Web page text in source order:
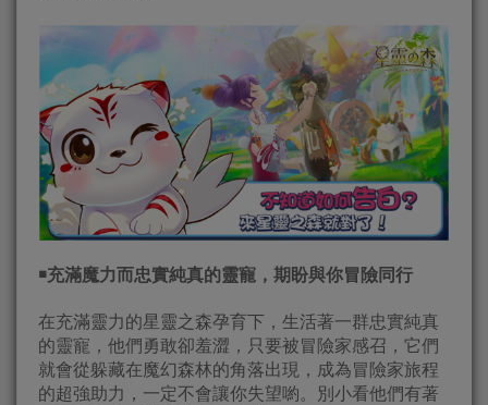
￭充滿魔力而忠實純真的靈寵，期盼與你冒險同行
在充滿靈力的星靈之森孕育下，生活著一群忠實純真
的靈寵，他們勇敢卻羞澀，只要被冒險家感召，它們
就會從躲藏在魔幻森林的角落出現，成為冒險家旅程
的超強助力，一定不會讓你失望喲。別小看他們有著